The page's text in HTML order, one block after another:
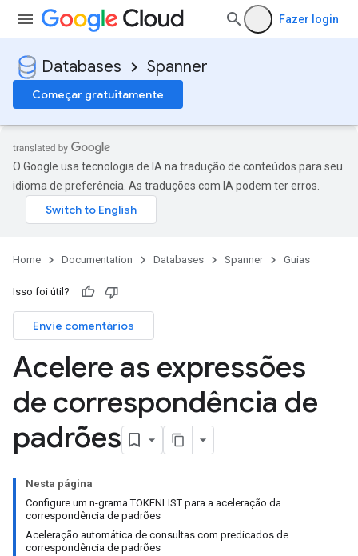
Fazer login
Databases Spanner
Começar gratuitamente
O Google usa tecnologia de IA na tradução de conteúdos para seu
idioma de preferência. As traduções com IA podem ter erros.
Home Documentation Databases Spanner Guias
Isso foi útil?
Envie comentários
Acelere as expressões
de correspondência de
padrões
Nesta página
Configure um n-grama TOKENLIST para a aceleração da
correspondência de padrões
Aceleração automática de consultas com predicados de
correspondência de padrões